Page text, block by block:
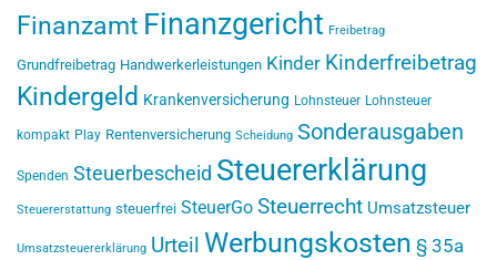
Finanzamt Finanzgericht Freibetrag
Grundfreibetrag Handwerkerleistungen Kinder Kinderfreibetrag
Kindergeld Krankenversicherung Lohnsteuer Lohnsteuer
kompakt Play Rentenversicherung Scheidung Sonderausgaben
Spenden Steuerbescheid Steuererklärung
Steuererstattung steuerfrei SteuerGo Steuerrecht Umsatzsteuer
Umsatzsteuererklärung Urteil Werbungskosten § 35a